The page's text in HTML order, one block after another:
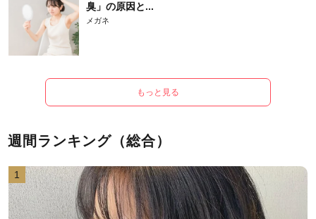
臭」の原因と...
メガネ
もっと見る
週間ランキング（総合）
1